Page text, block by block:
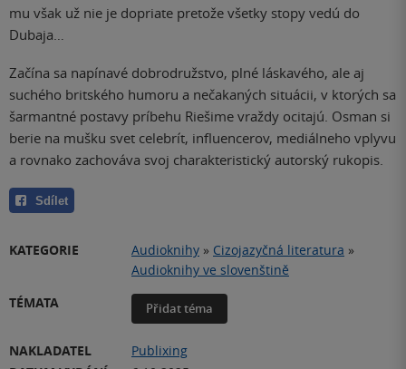
mu však už nie je dopriate pretože všetky stopy vedú do
Dubaja…
Začína sa napínavé dobrodružstvo, plné láskavého, ale aj
suchého britského humoru a nečakaných situácii, v ktorých sa
šarmantné postavy príbehu Riešime vraždy ocitajú. Osman si
berie na mušku svet celebrít, influencerov, mediálneho vplyvu
a rovnako zachováva svoj charakteristický autorský rukopis.
Sdílet
KATEGORIE Audioknihy » Cizojazyčná literatura »
Audioknihy ve slovenštině
TÉMATA
Přidat téma
NAKLADATEL
Publixing